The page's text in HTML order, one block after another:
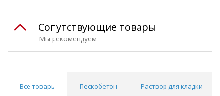
Мы рекомендуем
Сопутствующие товары
Все товары Пескобетон Раствор для кладки